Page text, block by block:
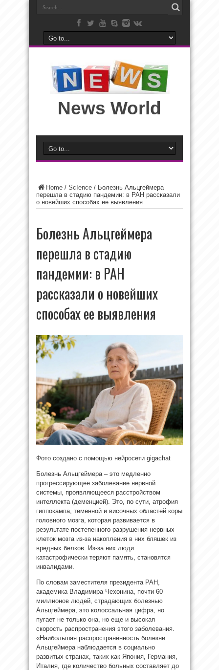
News World
Home / ScIence / Болезнь Альцгеймера
перешла в стадию пандемии: в РАН рассказали
о новейших способах ее выявления
Болезнь Альцгеймера
перешла в стадию
пандемии: в РАН
рассказали о новейших
способах ее выявления
Фото создано с помощью нейросети gigachat
Болезнь Альцгеймера – это медленно
прогрессирующее заболевание нервной
системы, проявляющееся расстройством
интеллекта (деменцией). Это, по сути, атрофия
гиппокампа, теменной и височных областей коры
головного мозга, которая развивается в
результате постепенного разрушения нервных
клеток мозга из-за накопления в них бляшек из
вредных белков. Из-за них люди
катастрофически теряют память, становятся
инвалидами.
По словам заместителя президента РАН,
академика Владимира Чехонина, почти 60
миллионов людей, страдающих болезнью
Альцгеймера, это колоссальная цифра, но
пугает не только она, но еще и высокая
скорость распространения этого заболевания.
«Наибольшая распространённость болезни
Альцгеймера наблюдается в социально
развитых странах, таких как Япония, Германия,
Италия, где количество больных составляет до